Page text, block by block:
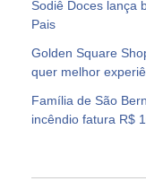
Sodiê Doces lança
Pais
Golden Square
quer melhor
Família de São
incêndio fatura R$